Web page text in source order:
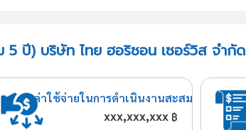
ปี) บริษัท ไทย ฮอริซอน เซอร์วิส จำกัด
ค่าใช้จ่ายในการดำเนินงานสะสม
xxx,xxx,xxx ฿